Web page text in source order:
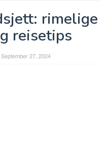
rimelige
reisetips
September 27, 2024